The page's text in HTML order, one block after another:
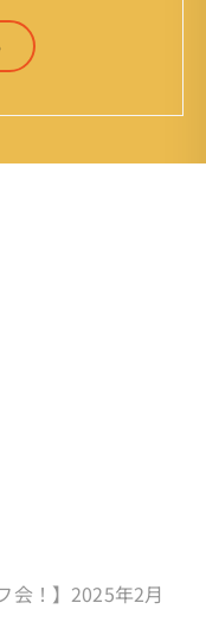
日 ：1959年
(3才まで)
泳法、競泳平泳
ール
「おぼん
年から31年
21年目
会！】2025年2月